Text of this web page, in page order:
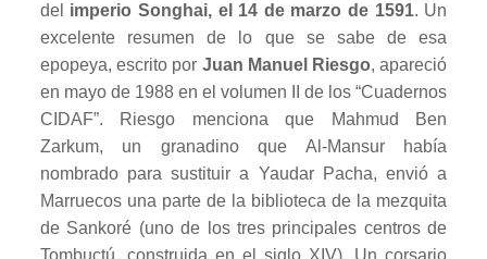
del imperio Songhai, el 14 de marzo de 1591. Un
excelente resumen de lo que se sabe de esa
epopeya, escrito por Juan Manuel Riesgo, apareció
en mayo de 1988 en el volumen II de los “Cuadernos
CIDAF”. Riesgo menciona que Mahmud Ben
Zarkum, un granadino que Al-Mansur había
nombrado para sustituir a Yaudar Pacha, envió a
Marruecos una parte de la biblioteca de la mezquita
de Sankoré (uno de los tres principales centros de
Tombuctú, construida en el siglo XIV). Un corsario